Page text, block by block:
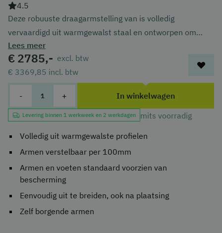
4.5
Deze robuuste draagarmstelling van is volledig
vervaardigd uit warmgewalst staal en ontworpen om
ruimte en efficiëntie te maximaliseren. Geen poespas,
alleen prestaties.
Lees meer
€ 2785,- excl. btw
€ 3369,85 incl. btw
- + In winkelwagen
Levering binnen 1 werkweek en 2 werkdagen mits voorradig
Volledig uit warmgewalste profielen
Armen verstelbaar per 100mm
Armen en voeten standaard voorzien van
bescherming
Eenvoudig uit te breiden, ook na plaatsing
Zelf borgende armen